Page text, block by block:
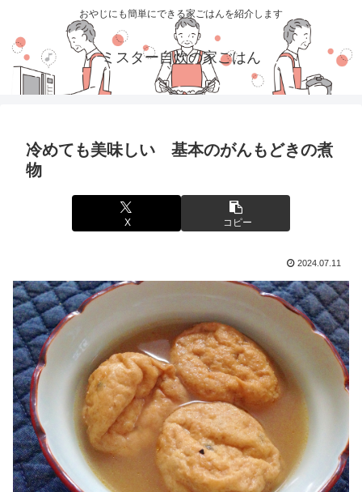
おやじにも簡単にできる家ごはんを紹介します
ミスター自炊の家ごはん
冷めても美味しい 基本のがんもどきの煮
物
X コピー
2024.07.11